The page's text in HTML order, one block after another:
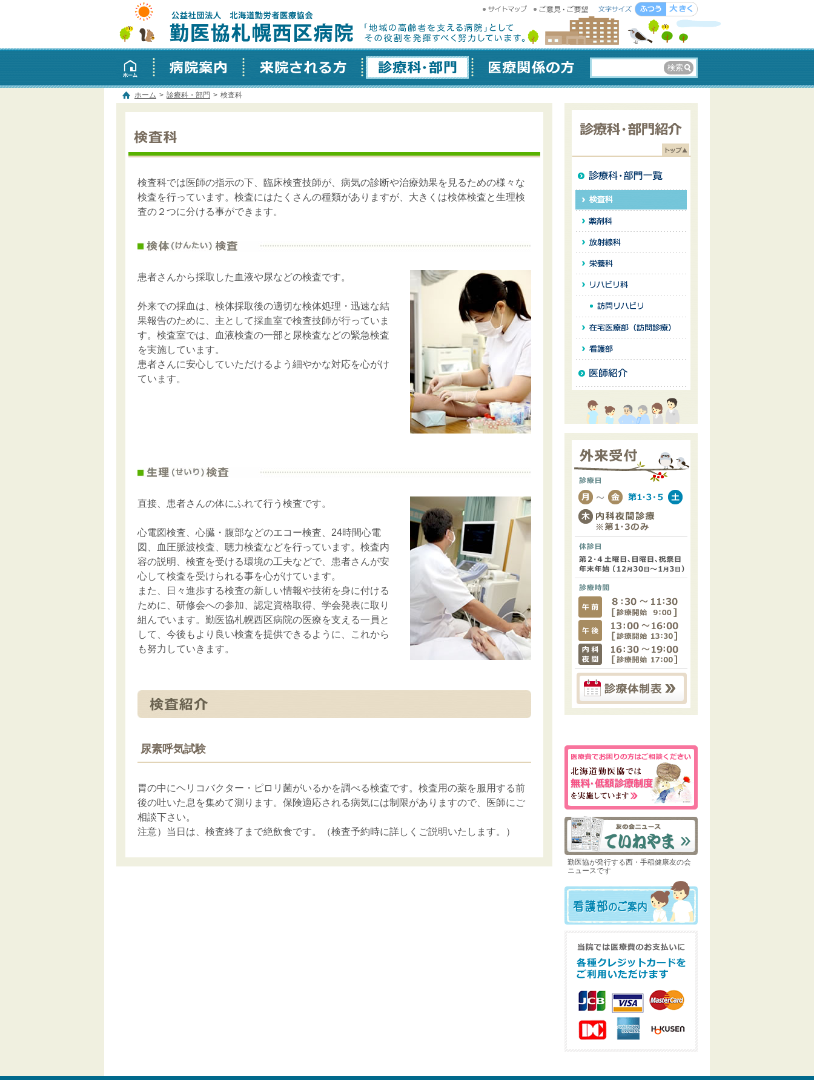
勤医協札幌西区病院 │ 北海
道 札幌 │
サイトマ
ップ
ご意見・ご要
望
大
ホーム 病院案内 来院される方 診療科・部門 医療関係の方
ホーム > 診療科・部門 > 検査科
検査科では医師の指示の下、臨床検査技師が、病気の診断や治療効果を見るための様々な
検査を行っています。検査にはたくさんの種類がありますが、大きくは検体検査と生理検
査の２つに分ける事ができます。
患者さんから採取した血液や尿などの検査です。
外来での採血は、検体採取後の適切な検体処理・迅速な結
果報告のために、主として採血室で検査技師が行っていま
す。検査室では、血液検査の一部と尿検査などの緊急検査
を実施しています。
患者さんに安心していただけるよう細やかな対応を心がけ
ています。
直接、患者さんの体にふれて行う検査です。
心電図検査、心臓・腹部などのエコー検査、24時間心電
図、血圧脈波検査、聴力検査などを行っています。検査内
容の説明、検査を受ける環境の工夫などで、患者さんが安
心して検査を受けられる事を心がけています。
また、日々進歩する検査の新しい情報や技術を身に付ける
ために、研修会への参加、認定資格取得、学会発表に取り
組んでいます。勤医協札幌西区病院の医療を支える一員と
して、今後もより良い検査を提供できるように、これから
も努力していきます。
尿素呼気試験
胃の中にヘリコバクター・ピロリ菌がいるかを調べる検査です。検査用の薬を服用する前
後の吐いた息を集めて測ります。保険適応される病気には制限がありますので、医師にご
相談下さい。
注意）当日は、検査終了まで絶飲食です。（検査予約時に詳しくご説明いたします。）
診療科・部門一覧
検査科
薬剤科
放射線科
栄養科
リハビリ科
訪問リハビリ
在宅医療部（訪問診療）
医師紹介
外来受付
診療日
内科夜間診療
休診日
第2・4土曜日・日曜日・祝祭
日、年末年始（12月30日～1
月3日）
診療時間
[午前] 8:30～11:30【診療開始
9:00】 / [午後] 13:00～
16:00【診療開始 13:30】/ [内
科夜間] 16:30～19:00【診療開
始 17:00】
診療体制表
勤医協が発行する西・手稲健康友の会
ニュースです